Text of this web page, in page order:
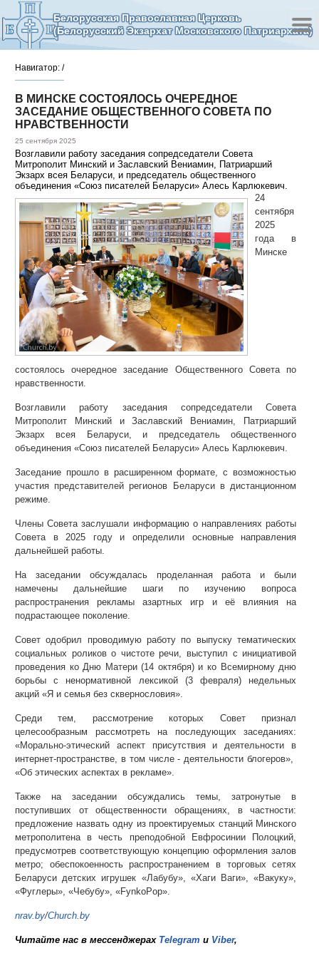
Белорусская Православная Церковь
(Белорусский Экзархат Московского Патриархата)
Навигатор: /
В МИНСКЕ СОСТОЯЛОСЬ ОЧЕРЕДНОЕ
ЗАСЕДАНИЕ ОБЩЕСТВЕННОГО СОВЕТА ПО
НРАВСТВЕННОСТИ
25 сентября 2025
Возглавили работу заседания сопредседатели Совета
Митрополит Минский и Заславский Вениамин, Патриарший
Экзарх всея Беларуси, и председатель общественного
объединения «Союз писателей Беларуси» Алесь Карлюкевич.
24
сентября
2025
года в
Минске
состоялось очередное заседание Общественного Совета по
нравственности.
Возглавили работу заседания сопредседатели Совета
Митрополит Минский и Заславский Вениамин, Патриарший
Экзарх всея Беларуси, и председатель общественного
объединения «Союз писателей Беларуси» Алесь Карлюкевич.
Заседание прошло в расширенном формате, с возможностью
участия представителей регионов Беларуси в дистанционном
режиме.
Члены Совета заслушали информацию о направлениях работы
Совета в 2025 году и определили основные направления
дальнейшей работы.
На заседании обсуждалась проделанная работа и были
намечены дальнейшие шаги по изучению вопроса
распространения рекламы азартных игр и её влияния на
подрастающее поколение.
Совет одобрил проводимую работу по выпуску тематических
социальных роликов о чистоте речи, выступил с инициативой
проведения ко Дню Матери (14 октября) и ко Всемирному дню
борьбы с ненормативной лексикой (3 февраля) недельных
акций «Я и семья без сквернословия».
Среди тем, рассмотрение которых Совет признал
целесообразным рассмотреть на последующих заседаниях:
«Морально-этический аспект присутствия и деятельности в
интернет-пространстве, в том числе - деятельности блогеров»,
«Об этических аспектах в рекламе».
Также на заседании обсуждались темы, затронутые в
поступивших от общественности обращениях, в частности:
предложение назвать одну из проектируемых станций Минского
метрополитена в честь преподобной Евфросинии Полоцкий,
предусмотрев соответствующую концепцию оформления залов
метро; обеспокоенность распространением в торговых сетях
Беларуси детских игрушек «Лабубу», «Хаги Ваги», «Вакуку»,
«Фуглеры», «Чебубу», «FynkoPop».
nrav.by/Church.by
Читайте нас в мессенджерах Telegram и Viber,